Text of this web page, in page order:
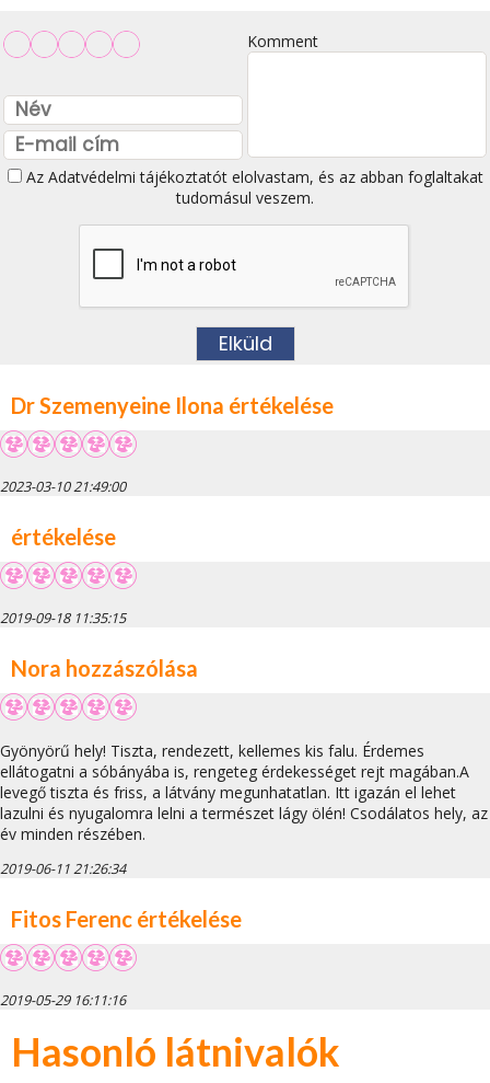
Komment
Az Adatvédelmi tájékoztatótelolvastam, és az abban foglaltakat
tudomásul veszem.
Dr Szemenyeine Ilona értékelése
2023-03-10 21:49:00
értékelése
2019-09-18 11:35:15
Nora hozzászólása
Gyönyörű hely! Tiszta, rendezett, kellemes kis falu. Érdemes
ellátogatni a sóbányába is, rengeteg érdekességet rejt magában.A
levegő tiszta és friss, a látvány megunhatatlan. Itt igazán el lehet
lazulni és nyugalomra lelni a természet lágy ölén! Csodálatos hely, az
év minden részében.
2019-06-11 21:26:34
Fitos Ferenc értékelése
2019-05-29 16:11:16
Hasonló látnivalók